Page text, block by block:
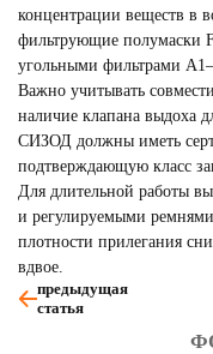
концентрации веществ в
фильтрующие полумаски
угольными фильтрами
Важно учитывать
наличие клапана выдоха
СИЗОД должны иметь
подтверждающую класс
Для длительной работы
и регулируемыми
плотности прилегания
вдвое.
предыдущая
статья